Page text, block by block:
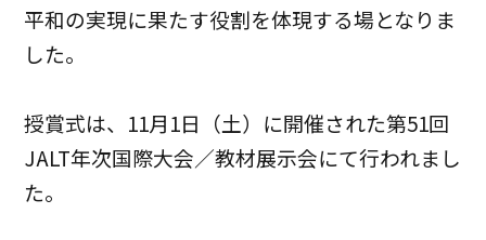
平和の実現に果たす役割を体現する場となりま
した。
授賞式は、11月1日（土）に開催された第51回
JALT年次国際大会／教材展示会にて行われまし
た。